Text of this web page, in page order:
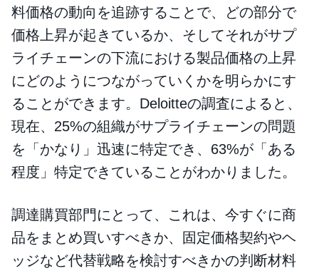
料価格の動向を追跡することで、どの部分で
価格上昇が起きているか、そしてそれがサプ
ライチェーンの下流における製品価格の上昇
にどのようにつながっていくかを明らかにす
ることができます。Deloitteの調査によると、
現在、25%の組織がサプライチェーンの問題
を「かなり」迅速に特定でき、63%が「ある
程度」特定できていることがわかりました。
調達購買部門にとって、これは、今すぐに商
品をまとめ買いすべきか、固定価格契約やヘ
ッジなど代替戦略を検討すべきかの判断材料